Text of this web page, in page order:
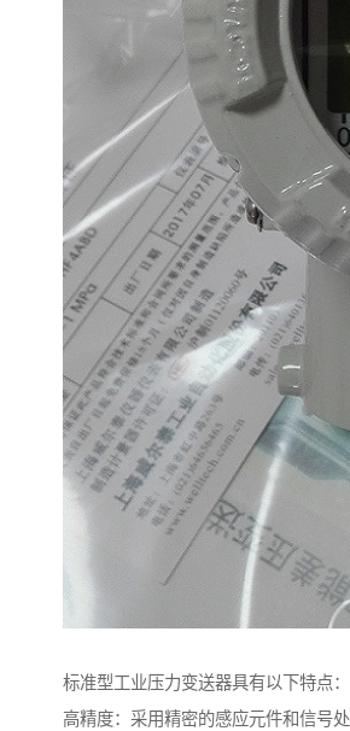
标准型工业压力变送器具有以下特点：
高精度：采用精密的感应元件和信号